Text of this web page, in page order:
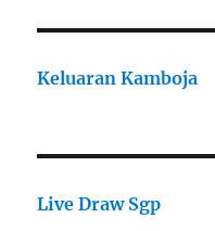
Keluaran Kamboja
Live Draw Sgp